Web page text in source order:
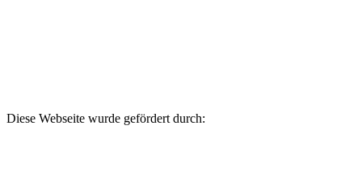
Diese Webseite wurde gefördert durch: